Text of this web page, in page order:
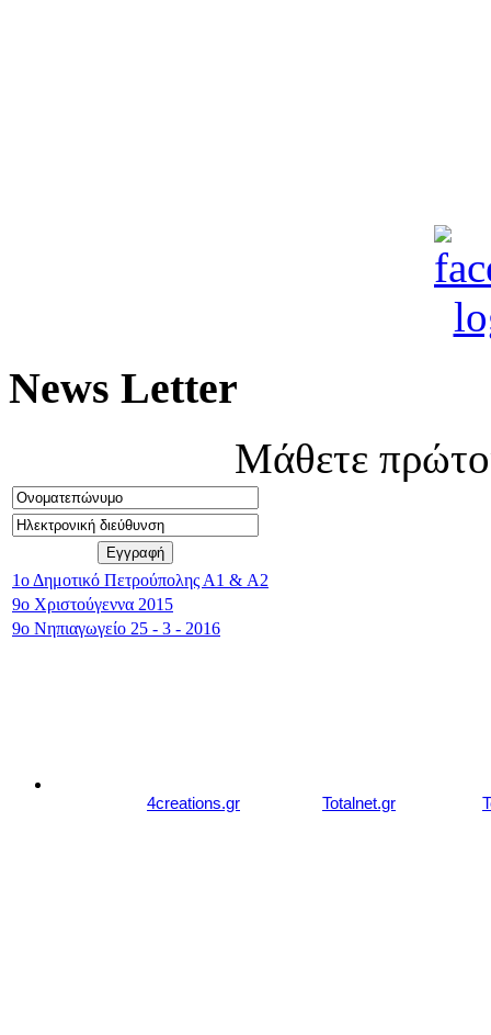
News Letter
Μάθετε
1ο Δημοτικό Πετρούπολης Α1 & A2
9o Χριστούγεννα 2015
9ο Νηπιαγωγείο 25 - 3 - 2016
4creations.gr Totalnet.gr